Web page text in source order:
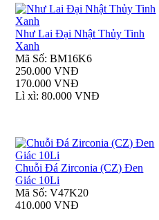
Như Lai Đại Nhật Thủy Tinh
Xanh
Mã Số: BM16K6
250.000 VNĐ
170.000 VNĐ
Lì xì: 80.000 VNĐ
Chuỗi Đá Zirconia (CZ) Đen
Giác 10Li
Mã Số: V47K20
410.000 VNĐ